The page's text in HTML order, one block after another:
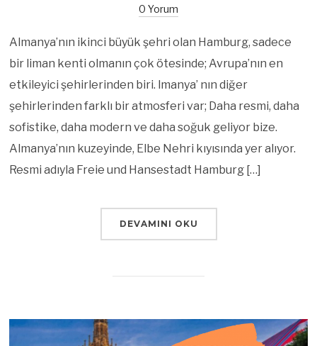
0 Yorum
Almanya’nın ikinci büyük şehri olan Hamburg, sadece
bir liman kenti olmanın çok ötesinde; Avrupa’nın en
etkileyici şehirlerinden biri. lmanya’ nın diğer
şehirlerinden farklı bir atmosferi var; Daha resmi, daha
sofistike, daha modern ve daha soğuk geliyor bize.
Almanya’nın kuzeyinde, Elbe Nehri kıyısında yer alıyor.
Resmi adıyla Freie und Hansestadt Hamburg […]
DEVAMINI OKU